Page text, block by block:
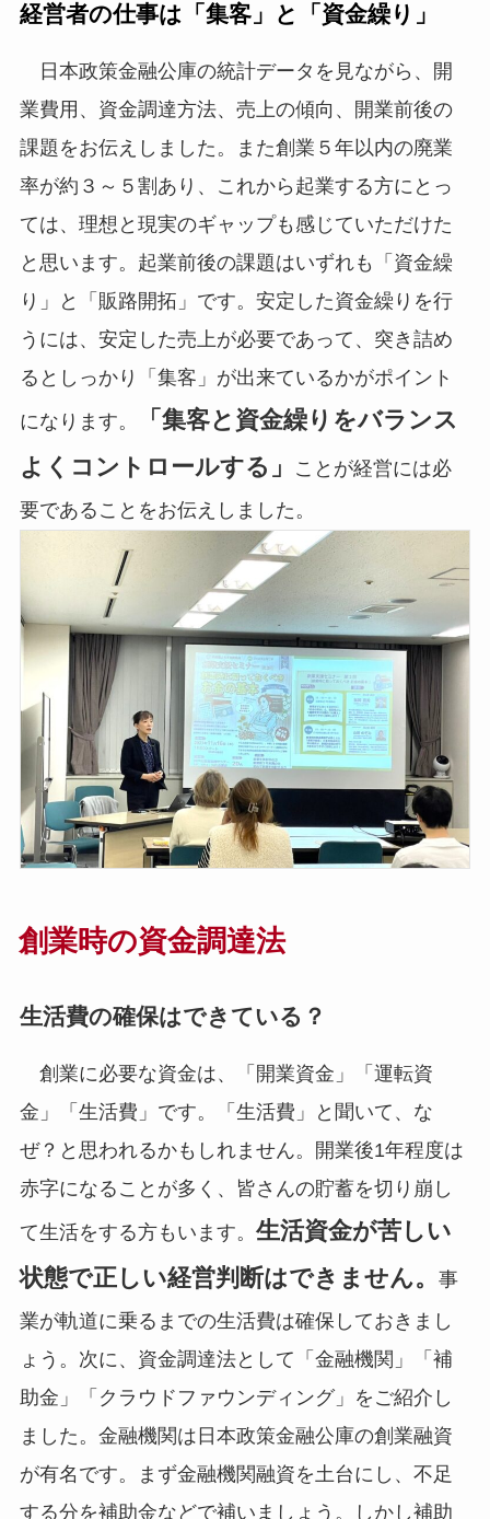
経営者の仕事は「集客」と「資金繰り」
日本政策金融公庫の統計データを見ながら、開
業費用、資金調達方法、売上の傾向、開業前後の
課題をお伝えしました。また創業５年以内の廃業
率が約３～５割あり、これから起業する方にとっ
ては、理想と現実のギャップも感じていただけた
と思います。起業前後の課題はいずれも「資金繰
り」と「販路開拓」です。安定した資金繰りを行
うには、安定した売上が必要であって、突き詰め
るとしっかり「集客」が出来ているかがポイント
になります。
「集客と資金繰りをバランス
よくコントロールする」
ことが経営には必
要であることをお伝えしました。
創業時の資金調達法
生活費の確保はできている？
創業に必要な資金は、「開業資金」「運転資
金」「生活費」です。「生活費」と聞いて、な
ぜ？と思われるかもしれません。開業後1年程度は
赤字になることが多く、皆さんの貯蓄を切り崩し
て生活をする方もいます。 生活資金が苦しい
状態で正しい経営判断はできません。
事
業が軌道に乗るまでの生活費は確保しておきまし
ょう。次に、資金調達法として「金融機関」「補
助金」「クラウドファウンディング」をご紹介し
ました。金融機関は日本政策金融公庫の創業融資
が有名です。まず金融機関融資を土台にし、不足
する分を補助金などで補いましょう。しかし補助